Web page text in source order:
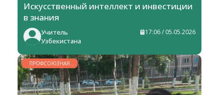
Искусственный интеллект и инвестиции
в знания
Учитель
Узбекистана
17:06 / 05.05.2026
ПРОФСОЮЗНАЯ
ЖИЗНЬ